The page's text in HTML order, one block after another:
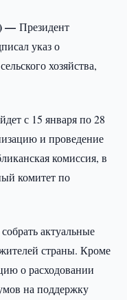
—Президент
указ о
хозяйства,
с 15 января по 28
и проведение
комиссия, в
комитет по
актуальные
страны. Кроме
о расходовании
на поддержку